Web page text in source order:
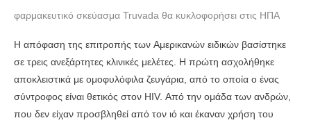
φαρμακευτικό σκεύασμα Truvada θα κυκλοφορήσει στις ΗΠΑ
Η απόφαση της επιτροπής των Aμερικανών ειδικών βασίστηκε
σε τρεις ανεξάρτητες κλινικές μελέτες. Η πρώτη ασχολήθηκε
αποκλειστικά με ομοφυλόφιλα ζευγάρια, από το οποία ο ένας
σύντροφος είναι θετικός στον HIV. Από την ομάδα των ανδρών,
που δεν είχαν προσβληθεί από τον ιό και έκαναν χρήση του